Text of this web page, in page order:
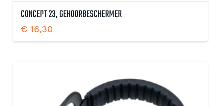
CONCEPT 23, GEHOORBESCHERMER
€ 16,30